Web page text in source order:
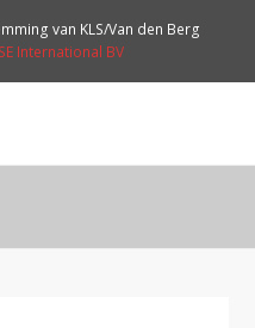
van KLS/Van den Berg
International BV